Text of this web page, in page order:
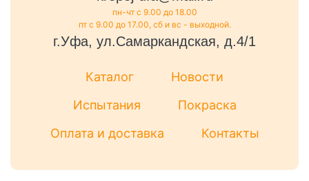
пн-чт с 9.00 до 18.00
пт с 9.00 до 17.00, сб и вс - выходной.
г.Уфа, ул.Самаркандская, д.4/1
Каталог
Новости
Испытания
Покраска
Оплата и доставка
Контакты